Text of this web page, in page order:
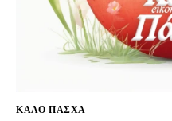
ΚΑΛΌ ΠΆΣΧΑ